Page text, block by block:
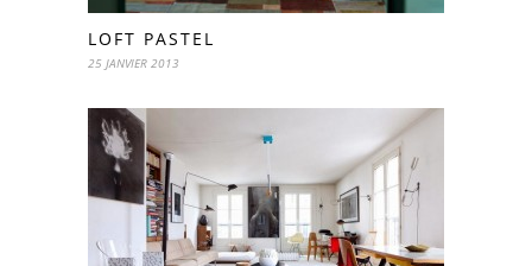
LOFT PASTEL
25 JANVIER 2013